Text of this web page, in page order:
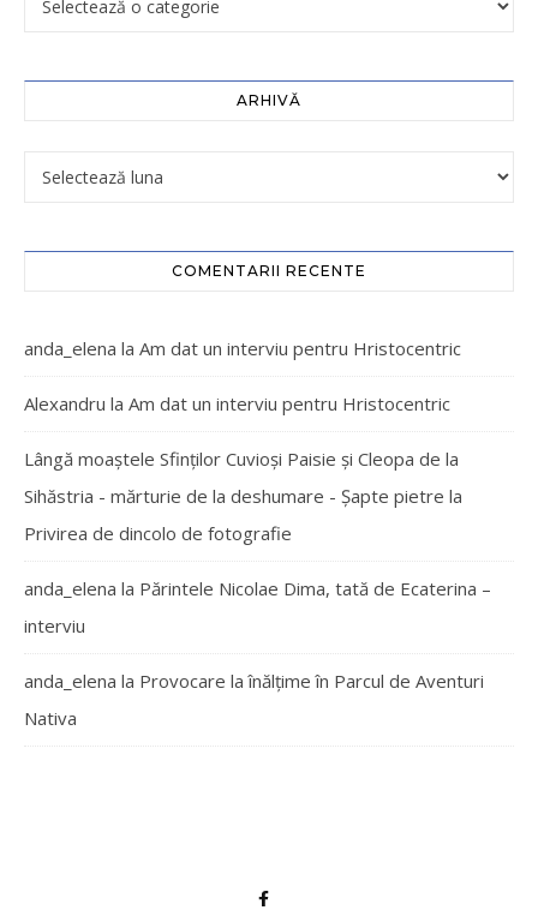
ARHIVĂ
COMENTARII RECENTE
anda_elena la Am dat un interviu pentru Hristocentric
Alexandru la Am dat un interviu pentru Hristocentric
Lângă moaștele Sfinților Cuvioși Paisie și Cleopa de la
Sihăstria - mărturie de la deshumare - Şapte pietre la
Privirea de dincolo de fotografie
anda_elena la Părintele Nicolae Dima, tată de Ecaterina –
interviu
anda_elena la Provocare la înălțime în Parcul de Aventuri
Nativa